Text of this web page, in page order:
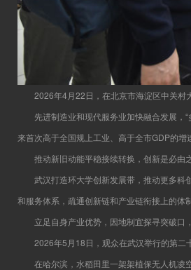
2026年4月22日，在北京市海淀区中关村
先进制造业和现代服务业加快融合发展，“
来首次高于全国规上工业、高于全市GDP的增
推动新旧动能平稳接续转换，创新是必由之
武汉打造环大学创新发展带，推动更多科
和服务体系，疏通创新链和产业链衔接上的体
立足自身产业优势，因地制宜探寻突破口
2026年5月18日，观众在武汉举行的第二十
在哈尔滨，水稻田里一架架植保无人机凌空